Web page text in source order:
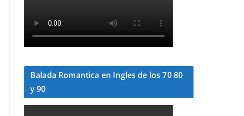
Balada Romantica en Ingles de los 70 80
y 90